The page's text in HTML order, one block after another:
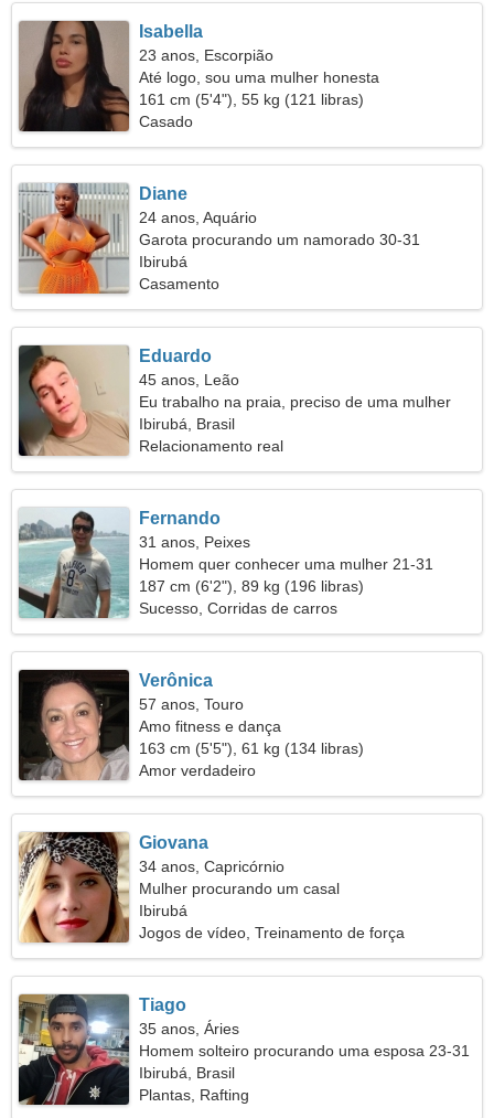
Isabella
23 anos, Escorpião
Até logo, sou uma mulher honesta
161 cm (5'4"), 55 kg (121 libras)
Casado
Diane
24 anos, Aquário
Garota procurando um namorado 30-31
Ibirubá
Casamento
Eduardo
45 anos, Leão
Eu trabalho na praia, preciso de uma mulher
gentil
Ibirubá, Brasil
Relacionamento real
Fernando
31 anos, Peixes
Homem quer conhecer uma mulher 21-31
187 cm (6'2"), 89 kg (196 libras)
Sucesso, Corridas de carros
Verônica
57 anos, Touro
Amo fitness e dança
163 cm (5'5"), 61 kg (134 libras)
Amor verdadeiro
Giovana
34 anos, Capricórnio
Mulher procurando um casal
Ibirubá
Jogos de vídeo, Treinamento de força
Tiago
35 anos, Áries
Homem solteiro procurando uma esposa 23-31
Ibirubá, Brasil
Plantas, Rafting